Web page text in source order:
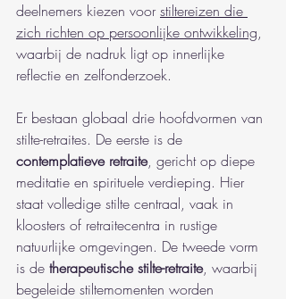
deelnemers kiezen voor stiltereizen die
zich richten op persoonlijke ontwikkeling,
waarbij de nadruk ligt op innerlijke
reflectie en zelfonderzoek.
Er bestaan globaal drie hoofdvormen van
stilte-retraites. De eerste is de
contemplatieve retraite, gericht op diepe
meditatie en spirituele verdieping. Hier
staat volledige stilte centraal, vaak in
kloosters of retraitecentra in rustige
natuurlijke omgevingen. De tweede vorm
is de therapeutische stilte-retraite, waarbij
begeleide stiltemomenten worden